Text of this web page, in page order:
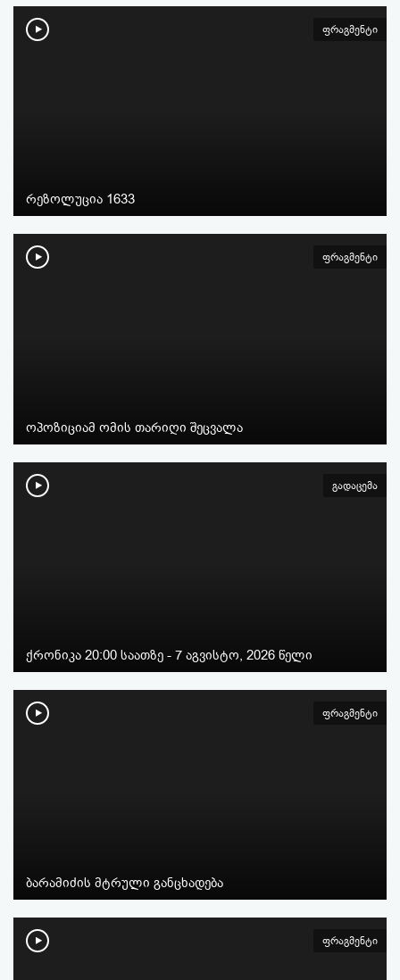
ფრაგმენტი
რეზოლუცია 1633
ფრაგმენტი
ოპოზიციამ ომის თარიღი შეცვალა
გადაცემა
ქრონიკა 20:00 საათზე - 7 აგვისტო, 2026 წელი
ფრაგმენტი
ბარამიძის მტრული განცხადება
ფრაგმენტი